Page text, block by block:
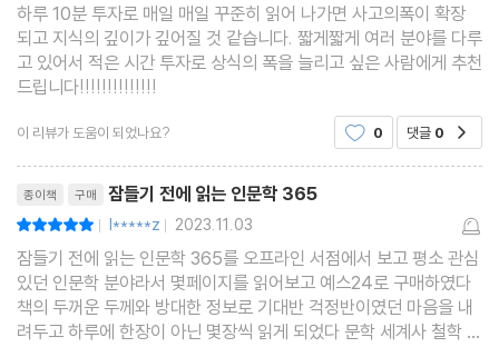
하루 10분 투자로 매일 매일 꾸준히 읽어 나가면 사고의폭이 확장
되고 지식의 깊이가 깊어질 것 같습니다. 짧게짧게 여러 분야를 다루
고 있어서 적은 시간 투자로 상식의 폭을 늘리고 싶은 사람에게 추천
드립니다!!!!!!!!!!!!!!
이 리뷰가 도움이 되었나요? 0 댓글 0
종이책 구매 잠들기 전에 읽는 인문학 365
| l*****z | 2023.11.03
잠들기 전에 읽는 인문학 365를 오프라인 서점에서 보고 평소 관심
있던 인문학 분야라서 몇페이지를 읽어보고 예스24로 구매하였다
책의 두꺼운 두께와 방대한 정보로 기대반 걱정반이였던 마음을 내
려두고 하루에 한장이 아닌 몇장씩 읽게 되었다 문학 세계사 철학 신